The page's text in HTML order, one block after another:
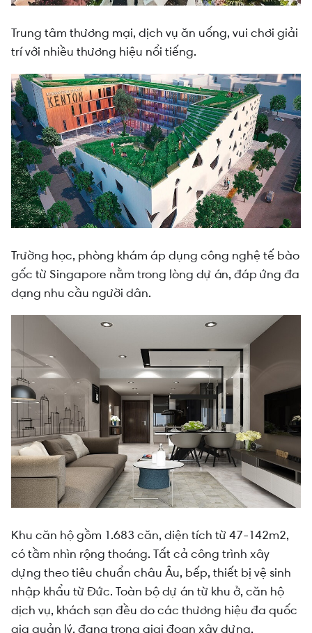
Trung tâm thương mại, dịch vụ ăn uống, vui chơi giải
trí với nhiều thương hiệu nổi tiếng.
Trường học, phòng khám áp dụng công nghệ tế bào
gốc từ Singapore nằm trong lòng dự án, đáp ứng đa
dạng nhu cầu người dân.
Khu căn hộ gồm 1.683 căn, diện tích từ 47-142m2,
có tầm nhìn rộng thoáng. Tất cả công trình xây
dựng theo tiêu chuẩn châu Âu, bếp, thiết bị vệ sinh
nhập khẩu từ Đức. Toàn bộ dự án từ khu ở, căn hộ
dịch vụ, khách sạn đều do các thương hiệu đa quốc
gia quản lý, đang trong giai đoạn xây dựng.